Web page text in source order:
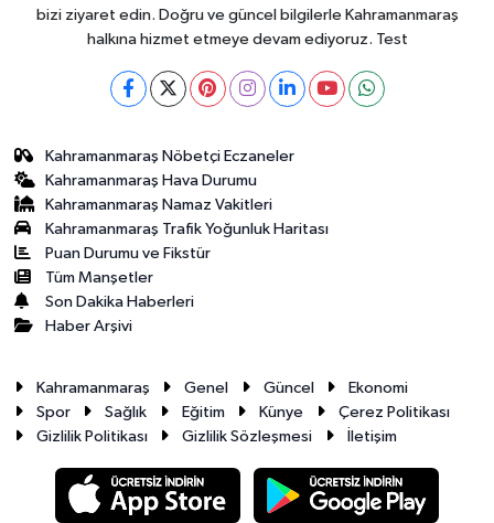
bizi ziyaret edin. Doğru ve güncel bilgilerle Kahramanmaraş
halkına hizmet etmeye devam ediyoruz. Test
Kahramanmaraş Nöbetçi Eczaneler
Kahramanmaraş Hava Durumu
Kahramanmaraş Namaz Vakitleri
Kahramanmaraş Trafik Yoğunluk Haritası
Puan Durumu ve Fikstür
Tüm Manşetler
Son Dakika Haberleri
Haber Arşivi
Kahramanmaraş Genel Güncel
Ekonomi
Spor
Sağlık Eğitim Künye
Çerez Politikası
Gizlilik Politikası
Gizlilik Sözleşmesi İletişim